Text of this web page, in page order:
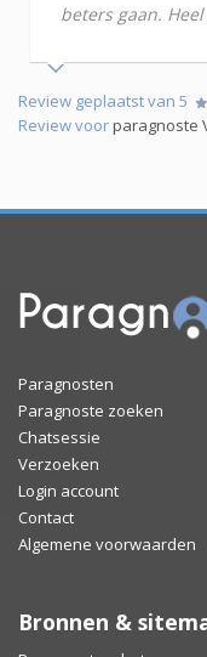
beters gaan.
Review geplaatst van 5
Review voorparagnoste
Paragnosten
Paragnoste zoeken
Chatsessie
Verzoeken
Login account
Contact
Algemene voorwaarden
Bronnen &